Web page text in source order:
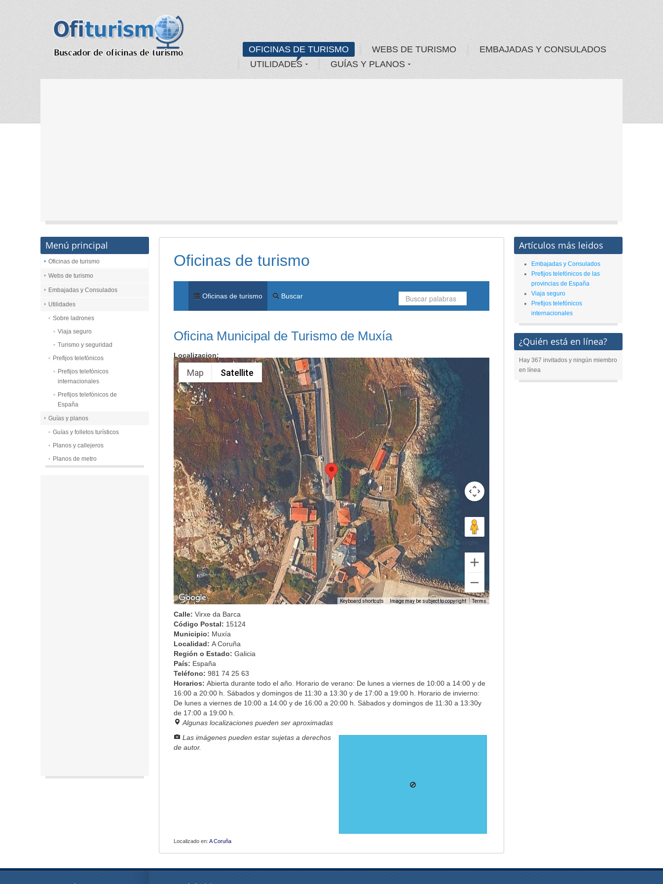
OFICINAS DE TURISMO WEBS DE TURISMO
EMBAJADAS Y CONSULADOS
UTILIDADES
GUÍAS Y PLANOS
Oficinas de turismo
Oficinas de turismo Buscar
Oficina Municipal de Turismo de Muxía
Localizacion:
Map Satellite
Keyboard shortcuts Image may be subject to copyright Terms
Calle: Virxe da Barca
Código Postal: 15124
Municipio: Muxía
Localidad: A Coruña
Región o Estado: Galicia
País: España
Teléfono: 981 74 25 63
Horarios: Abierta durante todo el año. Horario de verano: De lunes a viernes de 10:00 a 14:00 y de
16:00 a 20:00 h. Sábados y domingos de 11:30 a 13:30 y de 17:00 a 19:00 h. Horario de invierno:
De lunes a viernes de 10:00 a 14:00 y de 16:00 a 20:00 h. Sábados y domingos de 11:30 a 13:30y
de 17:00 a 19:00 h.
Algunas localizaciones pueden ser aproximadas
Las imágenes pueden estar sujetas a derechos
de autor.
Localizado en: A Coruña
Menú principal
Oficinas de turismo
Webs de turismo
Embajadas y Consulados
Utilidades
Sobre ladrones
Viaja seguro
Turismo y seguridad
Prefijos telefónicos
Prefijos telefónicos
internacionales
Prefijos telefónicos de
España
Guías y planos
Guías y folletos turísticos
Planos y callejeros
Planos de metro
Artículos más leidos
Embajadas y Consulados
Prefijos telefónicos de las
provincias de España
Viaja seguro
Prefijos telefónicos
internacionales
¿Quién está en línea?
Hay 367 invitados y ningún miembro
en línea